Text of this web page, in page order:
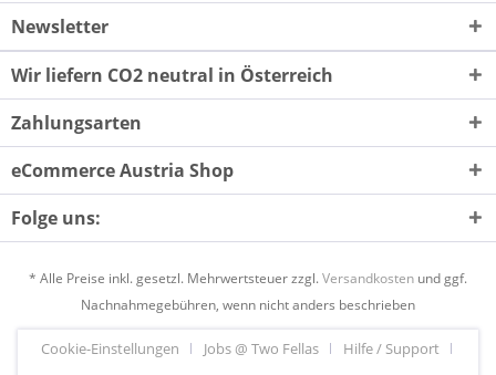
Newsletter
Wir liefern CO2 neutral in Österreich
Zahlungsarten
eCommerce Austria Shop
Folge uns:
* Alle Preise inkl. gesetzl. Mehrwertsteuer zzgl.Versandkosten und ggf.
Nachnahmegebühren, wenn nicht anders beschrieben
Cookie-Einstellungen Jobs @ Two Fellas
Hilfe / Support